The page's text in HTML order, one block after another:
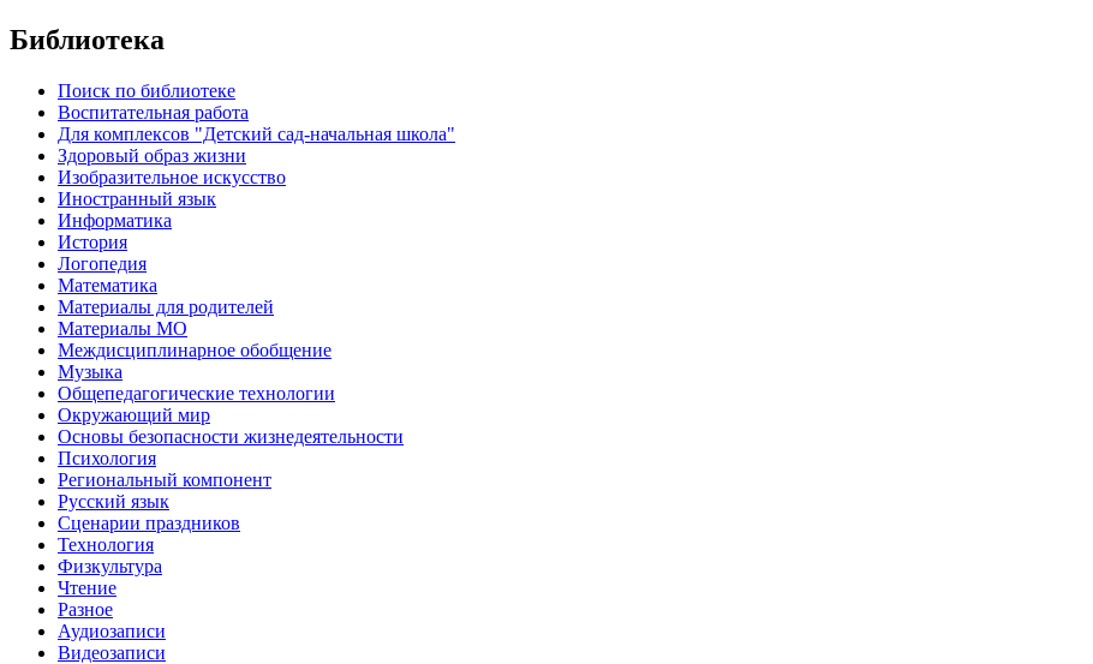
Библиотека
Поиск по библиотеке
Воспитательная работа
Для комплексов "Детский сад-начальная школа"
Здоровый образ жизни
Изобразительное искусство
Иностранный язык
Информатика
История
Логопедия
Математика
Материалы для родителей
Материалы МО
Междисциплинарное обобщение
Музыка
Общепедагогические технологии
Окружающий мир
Основы безопасности жизнедеятельности
Психология
Региональный компонент
Русский язык
Сценарии праздников
Технология
Физкультура
Чтение
Разное
Аудиозаписи
Видеозаписи